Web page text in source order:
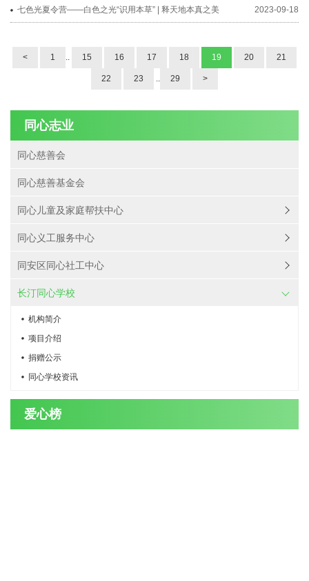
七色光夏令营——白色之光“识用本草” | 释天地本真之美 2023-09-18
< 1 .. 15 16 17 18 19 20 21
22 23 .. 29 >
同心志业
同心慈善会
同心慈善基金会
同心儿童及家庭帮扶中心
同心义工服务中心
同安区同心社工中心
长汀同心学校
机构简介
项目介绍
捐赠公示
同心学校资讯
爱心榜